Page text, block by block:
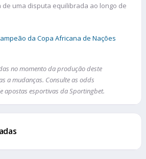
uma disputa equilibrada ao longo de
da Copa Africana de Nações
no momento da produção deste
a mudanças. Consulte as odds
apostas esportivas da Sportingbet.